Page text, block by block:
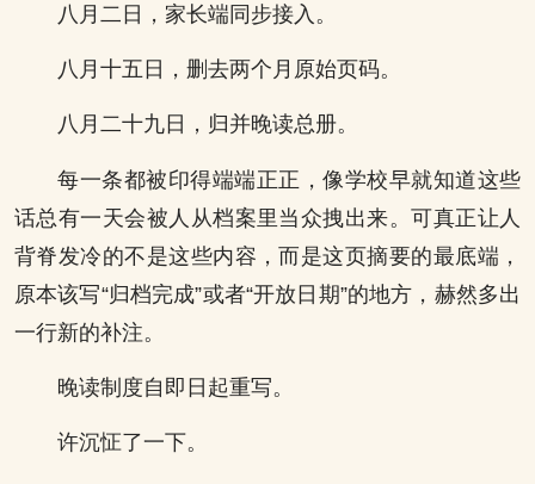
八月二日，家长端同步接入。
八月十五日，删去两个月原始页码。
八月二十九日，归并晚读总册。
每一条都被印得端端正正，像学校早就知道这些
话总有一天会被人从档案里当众拽出来。可真正让人
背脊发冷的不是这些内容，而是这页摘要的最底端，
原本该写“归档完成”或者“开放日期”的地方，赫然多出
一行新的补注。
晚读制度自即日起重写。
许沉怔了一下。